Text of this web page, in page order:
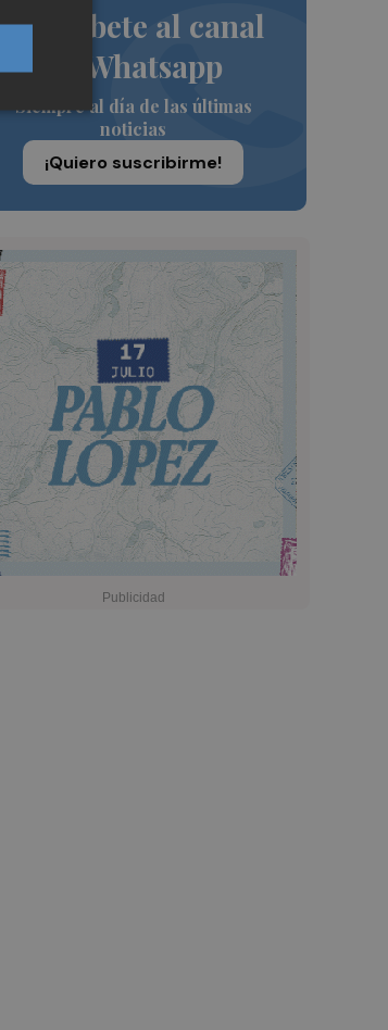
Suscríbete al canal
de Whatsapp
Siempre al día de las últimas
noticias
¡Quiero suscribirme!